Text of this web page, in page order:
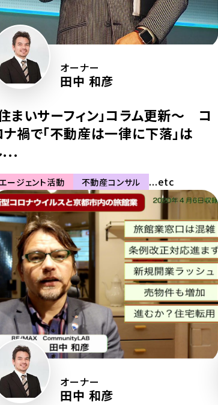
オーナー
田中 和彦
住まいサーフィン」コラム更新〜 コ
ナ禍で「不動産は一律に下落」は
...
エージェント活動 不動産コンサル ...etc
オーナー
田中 和彦